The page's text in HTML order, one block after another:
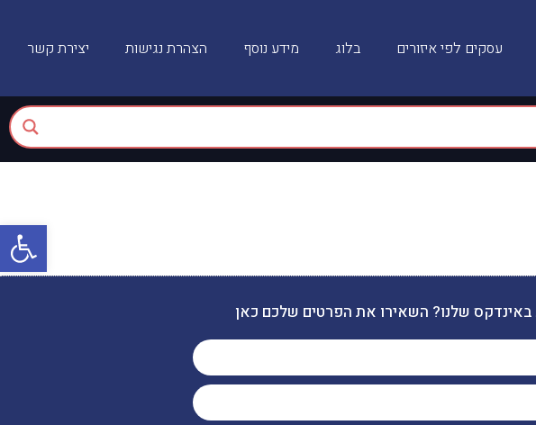
עסקים לפי איזורים בלוג מידע נוסף הצהרת נגישות יצירת קשר
באינדקס שלנו? השאירו את הפרטים שלכם כאן